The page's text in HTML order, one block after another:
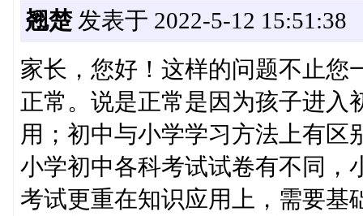
翘楚发表于 2022-5-12 15:51:38
家长，您好！这样的问题不止您
正常。说是正常是因为孩子进入
用；初中与小学学习方法上有区
小学初中各科考试试卷有不同，
考试更重在知识应用上，需要基